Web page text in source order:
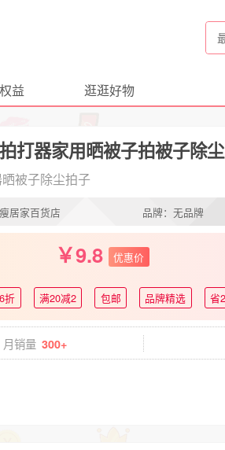
益 逛逛好物
打器家用晒被子拍被子除
被子除尘拍子
居家百货店 品牌：无品牌
9.8 优惠价
折 满20减2 包邮 品牌精选 省
月销量 300+